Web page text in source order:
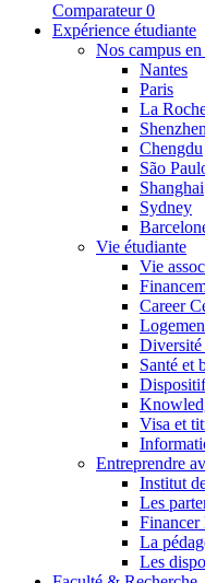
Comparateur 0
Expérience étudiante
Nos campus
Nantes
Paris
La
Shenzhen
Chengdu
São
Shanghai
Sydney
Vie étudiante
Vie
Career
Diversité
Santé et
Visa et
Entreprendre
Institut
Les
Financer
La
Les